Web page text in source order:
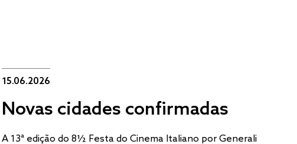
15.06.2026
Novas cidades confirmadas
A 13ª edição do 8½ Festa do Cinema Italiano por Generali